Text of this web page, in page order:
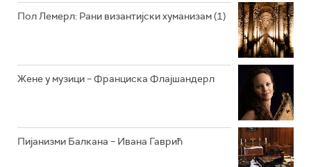
Пол Лемерл: Рани византијски хуманизам (1)
Жене у музици – Франциска Флајшандерл
Пијанизми Балкана – Ивана Гаврић